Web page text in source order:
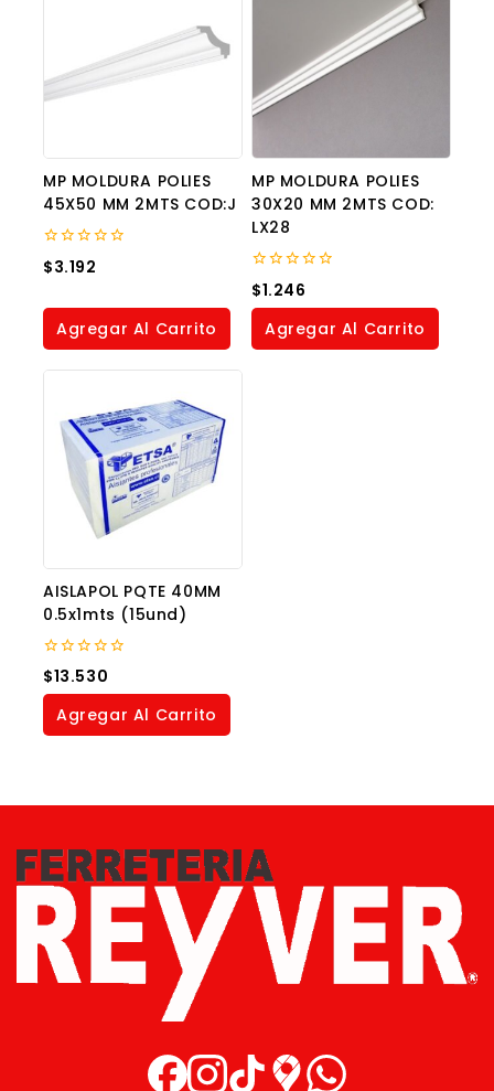
MP MOLDURA POLIES
45X50 MM 2MTS COD:J
0
out
5
$3.192
Agregar Al Carrito
MP MOLDURA POLIES
30X20 MM 2MTS COD:
LX28
0
out
of
$1.246
Agregar Al Carrito
AISLAPOL PQTE 40MM
0.5x1mts (15und)
0
out
of
$13.530
Agregar Al Carrito